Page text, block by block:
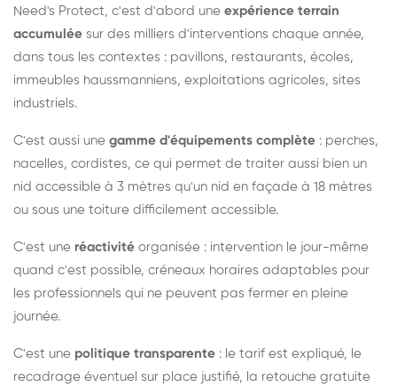
Need's Protect, c'est d'abord une expérience terrain
accumulée sur des milliers d'interventions chaque année,
dans tous les contextes : pavillons, restaurants, écoles,
immeubles haussmanniens, exploitations agricoles, sites
industriels.
C'est aussi une gamme d'équipements complète : perches,
nacelles, cordistes, ce qui permet de traiter aussi bien un
nid accessible à 3 mètres qu'un nid en façade à 18 mètres
ou sous une toiture difficilement accessible.
C'est une réactivité organisée : intervention le jour-même
quand c'est possible, créneaux horaires adaptables pour
les professionnels qui ne peuvent pas fermer en pleine
journée.
C'est une politique transparente : le tarif est expliqué, le
recadrage éventuel sur place justifié, la retouche gratuite